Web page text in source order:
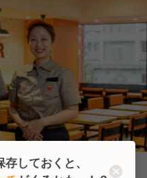
しておくと、